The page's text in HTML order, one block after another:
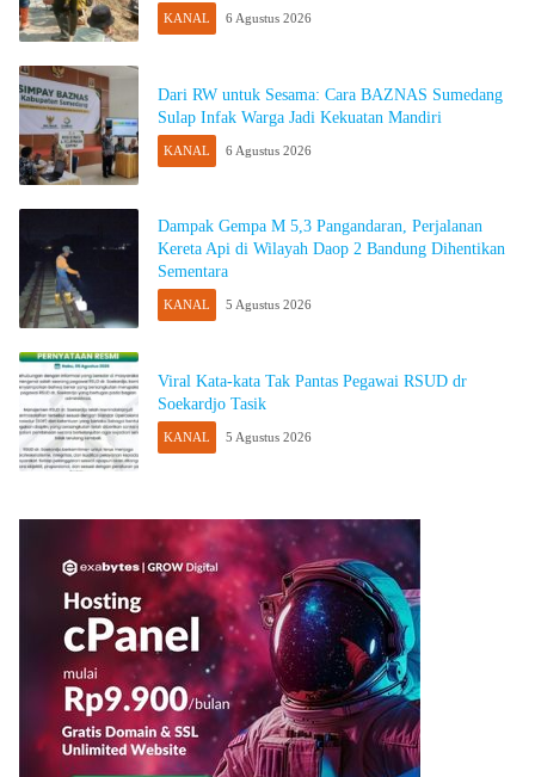
KANAL 6 Agustus 2026
Dari RW untuk Sesama: Cara BAZNAS Sumedang
Sulap Infak Warga Jadi Kekuatan Mandiri
KANAL 6 Agustus 2026
Dampak Gempa M 5,3 Pangandaran, Perjalanan
Kereta Api di Wilayah Daop 2 Bandung Dihentikan
Sementara
KANAL 5 Agustus 2026
Viral Kata-kata Tak Pantas Pegawai RSUD dr
Soekardjo Tasik
KANAL 5 Agustus 2026